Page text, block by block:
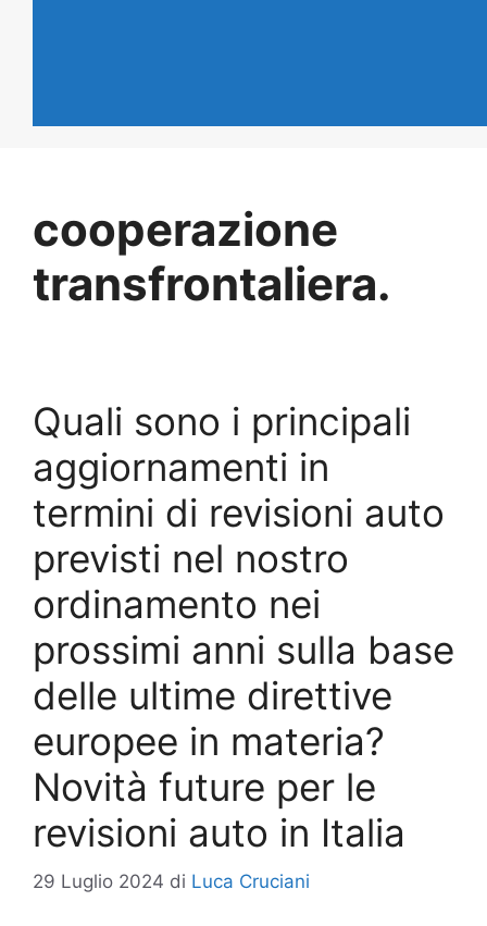
cooperazione
transfrontaliera.
Quali sono i principali
aggiornamenti in
termini di revisioni auto
previsti nel nostro
ordinamento nei
prossimi anni sulla base
delle ultime direttive
europee in materia?
Novità future per le
revisioni auto in Italia
29 Luglio 2024 di Luca Cruciani